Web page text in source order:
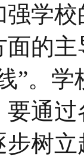
学
的
”。
通
树